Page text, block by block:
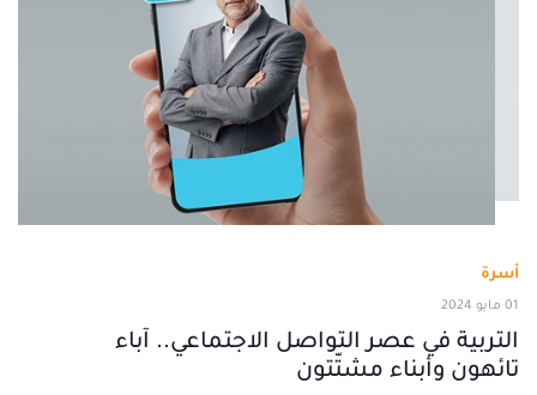
أسرة
01 مايو 2024
التربية في عصر التواصل الاجتماعي.. آباء
تائهون وأبناء مشتّتون